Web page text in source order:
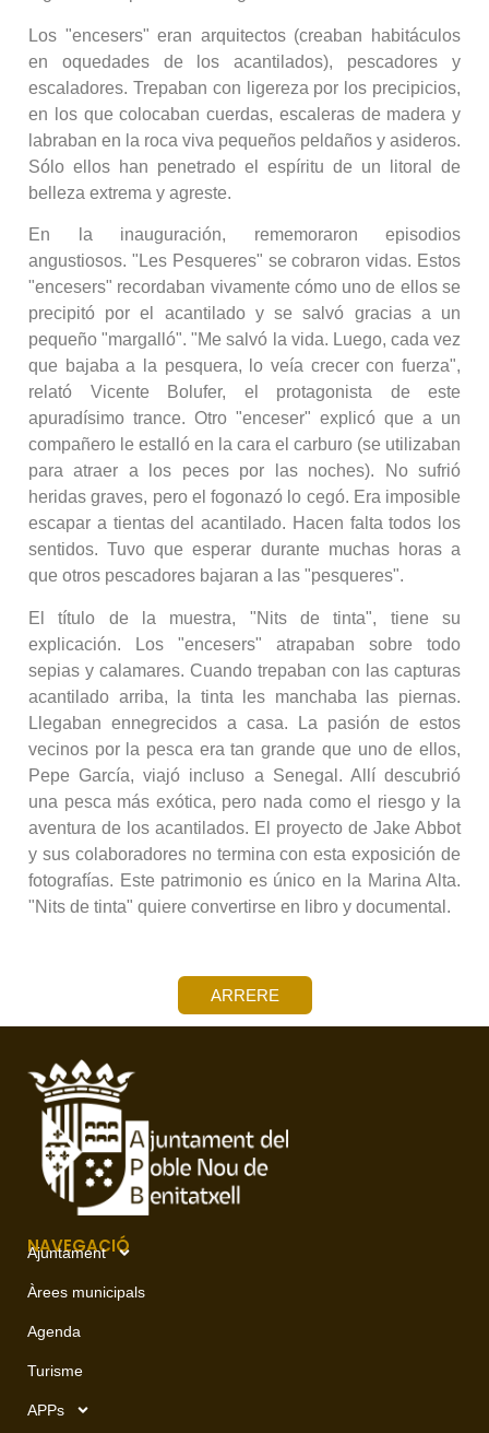
Los "encesers" eran arquitectos (creaban habitáculos
en oquedades de los acantilados), pescadores y
escaladores. Trepaban con ligereza por los precipicios,
en los que colocaban cuerdas, escaleras de madera y
labraban en la roca viva pequeños peldaños y asideros.
Sólo ellos han penetrado el espíritu de un litoral de
belleza extrema y agreste.
En la inauguración, rememoraron episodios
angustiosos. "Les Pesqueres" se cobraron vidas. Estos
"encesers" recordaban vivamente cómo uno de ellos se
precipitó por el acantilado y se salvó gracias a un
pequeño "margalló". "Me salvó la vida. Luego, cada vez
que bajaba a la pesquera, lo veía crecer con fuerza",
relató Vicente Bolufer, el protagonista de este
apuradísimo trance. Otro "enceser" explicó que a un
compañero le estalló en la cara el carburo (se utilizaban
para atraer a los peces por las noches). No sufrió
heridas graves, pero el fogonazó lo cegó. Era imposible
escapar a tientas del acantilado. Hacen falta todos los
sentidos. Tuvo que esperar durante muchas horas a
que otros pescadores bajaran a las "pesqueres".
El título de la muestra, "Nits de tinta", tiene su
explicación. Los "encesers" atrapaban sobre todo
sepias y calamares. Cuando trepaban con las capturas
acantilado arriba, la tinta les manchaba las piernas.
Llegaban ennegrecidos a casa. La pasión de estos
vecinos por la pesca era tan grande que uno de ellos,
Pepe García, viajó incluso a Senegal. Allí descubrió
una pesca más exótica, pero nada como el riesgo y la
aventura de los acantilados. El proyecto de Jake Abbot
y sus colaboradores no termina con esta exposición de
fotografías. Este patrimonio es único en la Marina Alta.
"Nits de tinta" quiere convertirse en libro y documental.
ARRERE
NAVEGACIÓ
Ajuntament
Àrees municipals
Agenda
Turisme
APPs